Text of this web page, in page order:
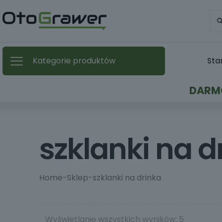
Kategorie produktów
szklanki na
Home-Sklep-szklanki na drinka
Wyświetlanie wszystkich wyników: 5